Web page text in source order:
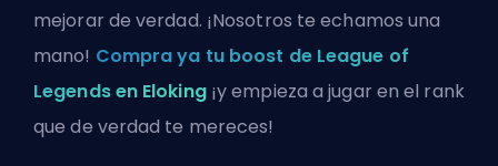
mejorar de verdad. ¡Nosotros te echamos una
mano! Compra ya tu boost de League of
Legends en Eloking¡y empieza a jugar en el rank
que de verdad te mereces!